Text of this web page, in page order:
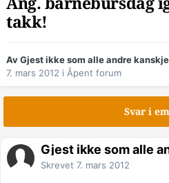
Ang. barnebursdag
takk!
Av Gjest ikke som alle andre
7. mars 2012 i Åpent forum
Svar i
Gjest ikke som alle
Skrevet 7. mars 2012